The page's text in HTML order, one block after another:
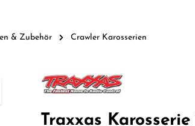
& Zubehör Crawler Karosserien
Traxxas Karosserie